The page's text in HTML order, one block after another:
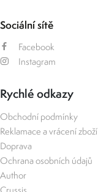
Sociální sítě
Facebook
Instagram
Rychlé odkazy
Obchodní podmínky
Reklamace a vrácení zboží
Doprava
Ochrana osobních údajů
Author